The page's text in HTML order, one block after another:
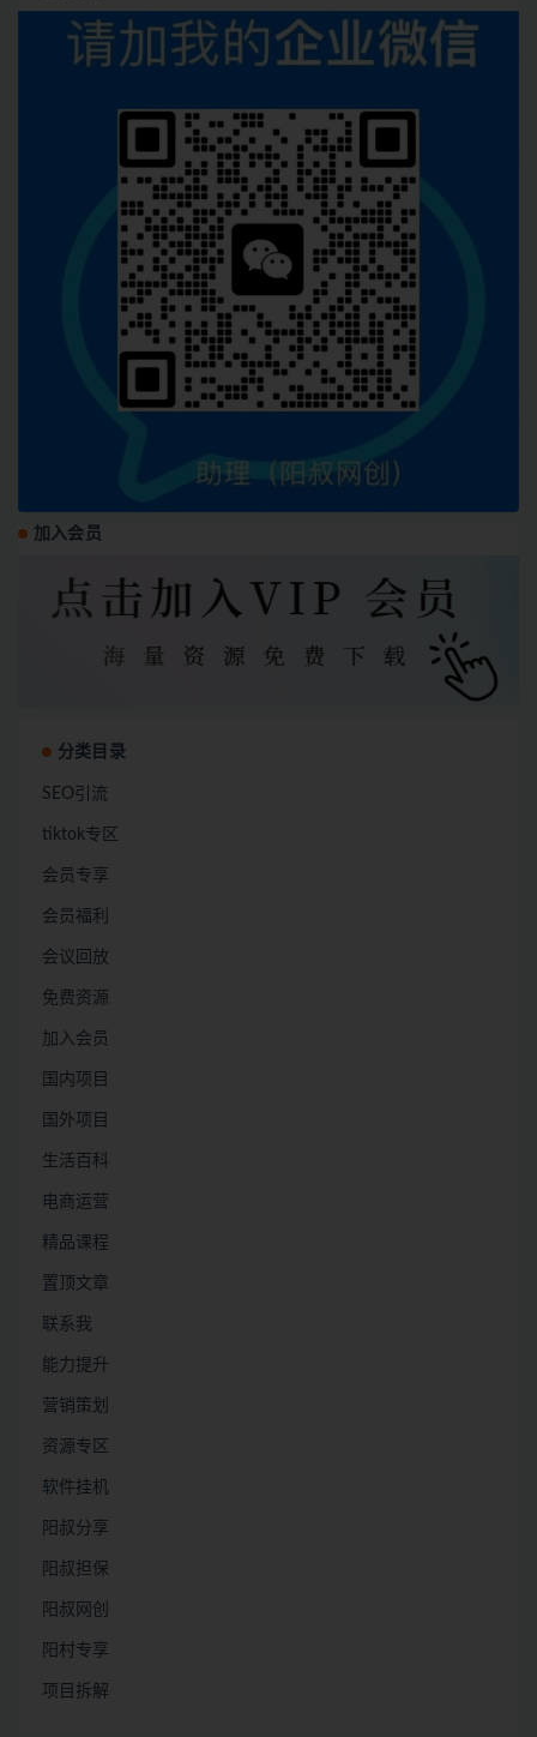
加入会员
分类目录
SEO引流
tiktok专区
会员专享
会员福利
会议回放
免费资源
加入会员
国内项目
国外项目
生活百科
电商运营
精品课程
置顶文章
联系我
能力提升
营销策划
资源专区
软件挂机
阳叔分享
阳叔担保
阳叔网创
阳村专享
项目拆解